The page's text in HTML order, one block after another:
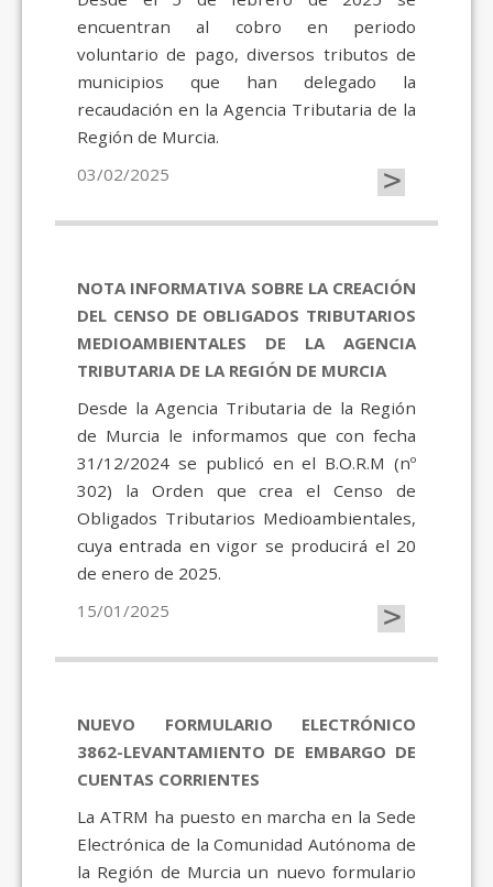
encuentran al cobro en periodo
voluntario de pago, diversos tributos de
municipios que han delegado la
recaudación en la Agencia Tributaria de la
Región de Murcia.
03/02/2025
>
NOTA INFORMATIVA SOBRE LA CREACIÓN
DEL CENSO DE OBLIGADOS TRIBUTARIOS
MEDIOAMBIENTALES DE LA AGENCIA
TRIBUTARIA DE LA REGIÓN DE MURCIA
Desde la Agencia Tributaria de la Región
de Murcia le informamos que con fecha
31/12/2024 se publicó en el B.O.R.M (nº
302) la Orden que crea el Censo de
Obligados Tributarios Medioambientales,
cuya entrada en vigor se producirá el 20
de enero de 2025.
15/01/2025
>
NUEVO FORMULARIO ELECTRÓNICO
3862-LEVANTAMIENTO DE EMBARGO DE
CUENTAS CORRIENTES
La ATRM ha puesto en marcha en la Sede
Electrónica de la Comunidad Autónoma de
la Región de Murcia un nuevo formulario